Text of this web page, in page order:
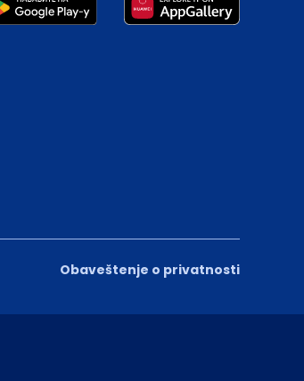
Obaveštenje o privatnosti